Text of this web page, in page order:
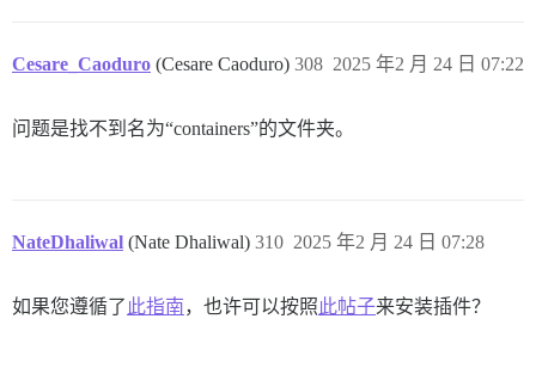
Cesare_Caoduro (Cesare Caoduro) 2025 年2 月 24 日 07:22
308
问题是找不到名为“containers”的文件夹。
NateDhaliwal (Nate Dhaliwal) 2025 年2 月 24 日 07:28
310
如果您遵循了 此指南，也许可以按照此帖子来安装插件？